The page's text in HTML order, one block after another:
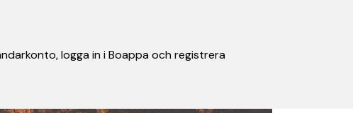
logga in i Boappa och registrera